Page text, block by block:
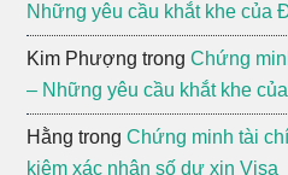
Những yêu cầu khắt khe của
Kim Phượng trongChứng
– Những yêu cầu khắt khe
Hằng trongChứng minh tài
kiệm xác nhận số dư xin Visa